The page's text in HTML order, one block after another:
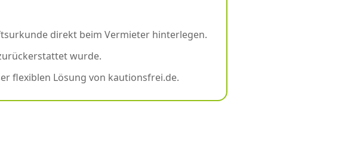
direkt beim Vermieter hinterlegen.
wurde.
flexiblen Lösung von kautionsfrei.de.